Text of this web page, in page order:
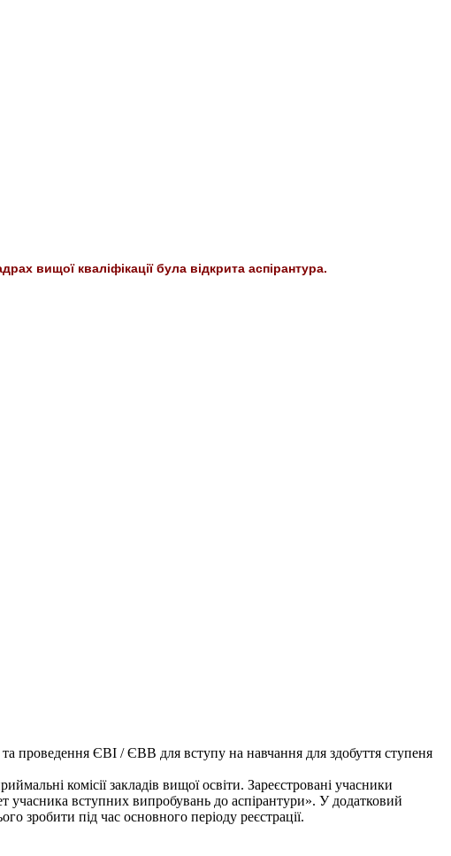
вищої кваліфікації була відкрита аспірантура.
та проведення ЄВІ / ЄВВ для вступу на навчання для здобуття ступеня
комісії закладів вищої освіти. Зареєстровані учасники
учасника вступних випробувань до аспірантури». У додатковий
зробити під час основного періоду реєстрації.